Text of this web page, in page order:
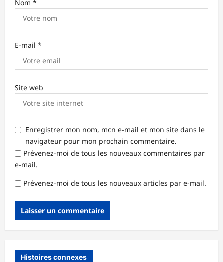
Nom *
E-mail *
Site web
Enregistrer mon nom, mon e-mail et mon site dans le
navigateur pour mon prochain commentaire.
Prévenez-moi de tous les nouveaux commentaires par
e-mail.
Prévenez-moi de tous les nouveaux articles par e-mail.
Histoires connexes